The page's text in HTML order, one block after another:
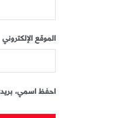
الموقع الإلكتروني
احفظ اسمي،